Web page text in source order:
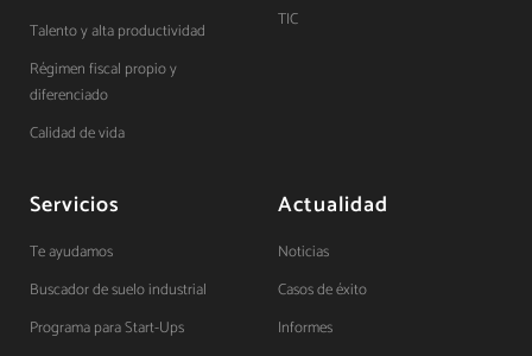
Talento y alta productividad
Régimen fiscal propio y
diferenciado
Calidad de vida
TIC
Servicios
Te ayudamos
Buscador de suelo industrial
Programa para Start-Ups
Actualidad
Noticias
Casos de éxito
Informes